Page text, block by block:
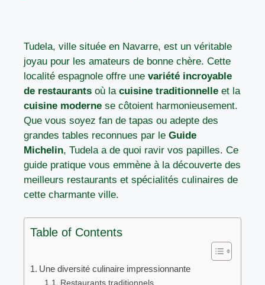
Tudela, ville située en Navarre, est un véritable
joyau pour les amateurs de bonne chère. Cette
localité espagnole offre une variété incroyable
de restaurants où la cuisine traditionnelle et la
cuisine moderne se côtoient harmonieusement.
Que vous soyez fan de tapas ou adepte des
grandes tables reconnues par le Guide
Michelin, Tudela a de quoi ravir vos papilles. Ce
guide pratique vous emmène à la découverte des
meilleurs restaurants et spécialités culinaires de
cette charmante ville.
Table of Contents
Une diversité culinaire impressionnante
Restaurants traditionnels